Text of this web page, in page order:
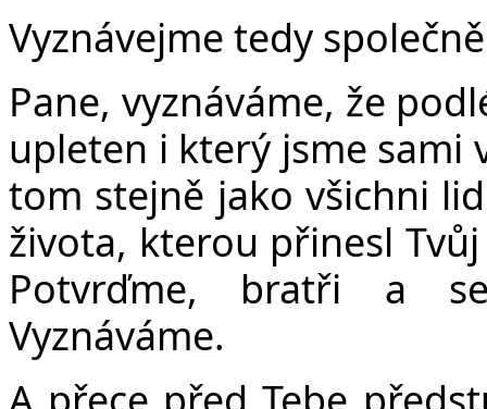
Vyznávejme tedy
Pane, vyznáváme, že
upleten i který jsme sami
tom stejně jako všichni
života, kterou přinesl Tvůj
Potvrďme, bratři a
Vyznáváme.